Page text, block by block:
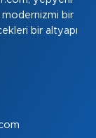
modernizmi bir
bir altyapı